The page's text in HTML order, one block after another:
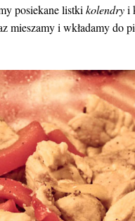
posiekane listki kolendryi
mieszamy i wkładamy do